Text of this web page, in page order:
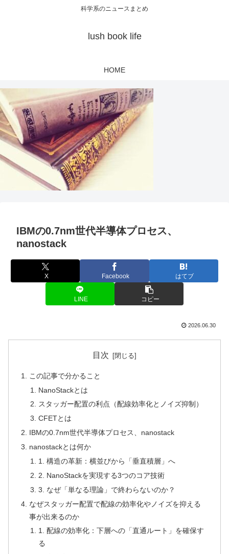
科学系のニュースまとめ
lush book life
HOME
IBMの0.7nm世代半導体プロセス、
nanostack
X Facebook はてブ
LINE コピー
2026.06.30
目次
この記事で分かること
NanoStackとは
スタッガー配置の利点（配線効率化とノイズ抑制）
CFETとは
IBMの0.7nm世代半導体プロセス、nanostack
nanostackとは何か
1. 構造の革新：横並びから「垂直積層」へ
2. NanoStackを実現する3つのコア技術
3. なぜ「単なる理論」で終わらないのか？
なぜスタッガー配置で配線の効率化やノイズを抑える
事が出来るのか
1. 配線の効率化：下層への「直通ルート」を確保す
る